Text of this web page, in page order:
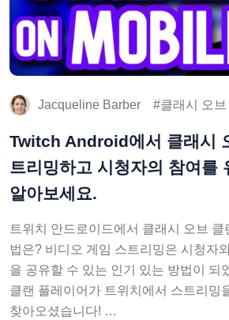
Jacqueline Barber 클래시 오브
Twitch Android에서 클래시
트리밍하고 시청자의 참여를
알아보세요.
트위치 안드로이드에서 클래시 오브
법은? 비디오 게임 스트리밍은 시청자
을 공유할 수 있는 인기 있는 방법이 되
클랜 플레이어가 트위치에서 스트리밍
찾아오셨습니다! …